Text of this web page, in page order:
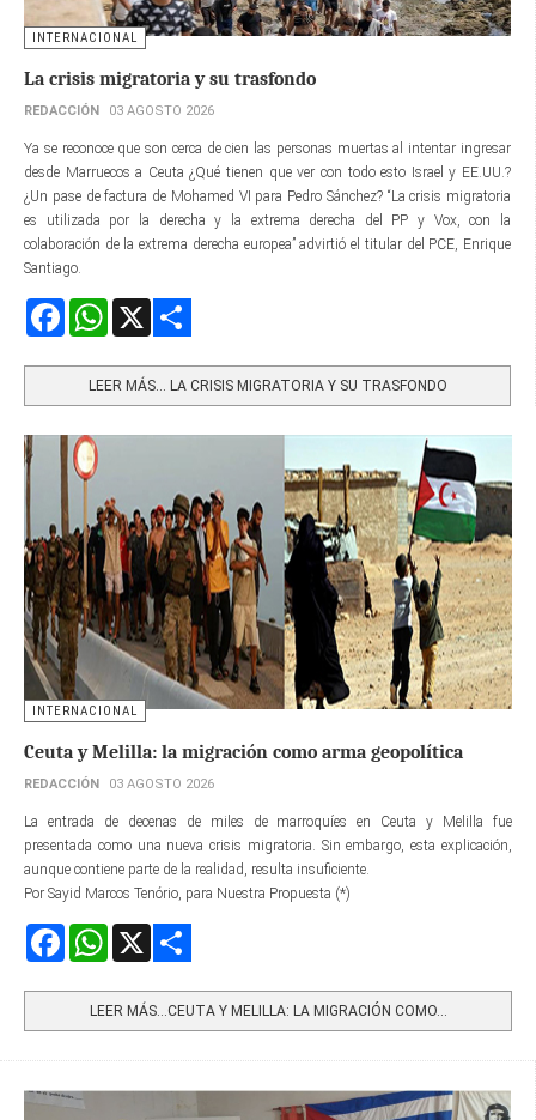
INTERNACIONAL
La crisis migratoria y su trasfondo
REDACCIÓN 03 AGOSTO 2026
Ya se reconoce que son cerca de cien las personas muertas al intentar ingresar
desde Marruecos a Ceuta ¿Qué tienen que ver con todo esto Israel y EE.UU.?
¿Un pase de factura de Mohamed VI para Pedro Sánchez? “La crisis migratoria
es utilizada por la derecha y la extrema derecha del PP y Vox, con la
colaboración de la extrema derecha europea” advirtió el titular del PCE, Enrique
Santiago.
FacebookWhatsApp
LEER MÁS… LA CRISIS MIGRATORIA Y SU TRASFONDO
INTERNACIONAL
Ceuta y Melilla: la migración como arma geopolítica
REDACCIÓN 03 AGOSTO 2026
La entrada de decenas de miles de marroquíes en Ceuta y Melilla fue
presentada como una nueva crisis migratoria. Sin embargo, esta explicación,
aunque contiene parte de la realidad, resulta insuficiente.
Por Sayid Marcos Tenório, para Nuestra Propuesta (*)
FacebookWhatsApp
LEER MÁS…CEUTA Y MELILLA: LA MIGRACIÓN COMO...